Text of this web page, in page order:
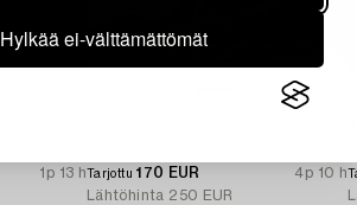
Hylkää ei-välttämättömät
1p 13 h Tarjottu170 EUR
4p 10 h
Lähtöhinta 250 EUR